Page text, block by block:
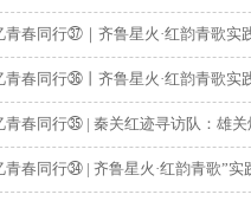
同行㊲｜齐鲁星火·红韵青歌实践小分队：探秘抗大烽
同行㊱丨齐鲁星火·红韵青歌实践小分队：红
青春同行㉟ | 秦关红迹寻访队：雄
行㉞ | 齐鲁星火·红韵青歌”实践小分队：红韵寻根——